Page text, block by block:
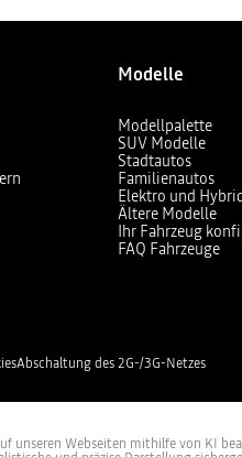
Modelle
Modellpalette
SUV Modelle
Stadtautos
Familienautos
Elektro und
Ältere Modelle
Ihr Fahrzeug
FAQ Fahrzeuge
Abschaltung des 2G-/3G-Netzes
unseren Webseiten mithilfe von KI